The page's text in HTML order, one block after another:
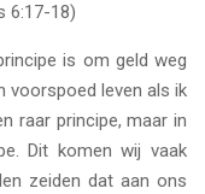
6:17-18)
is om geld weg
voorspoed leven als ik
raar principe, maar in
Dit komen wij vaak
zeiden dat aan ons